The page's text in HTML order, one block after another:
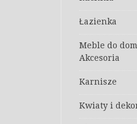
Łazienka
Meble do
Akcesoria
Karnisze
Kwiaty i